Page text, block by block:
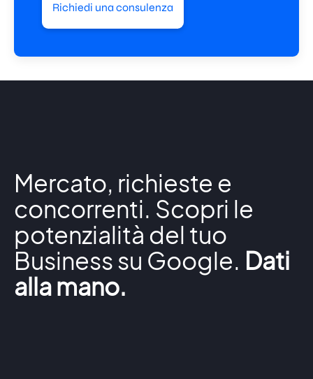
Richiedi una consulenza
Mercato, richieste e
concorrenti. Scopri le
potenzialità del tuo
Business su Google. Dati
alla mano.